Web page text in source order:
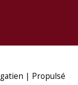
| Propulsé